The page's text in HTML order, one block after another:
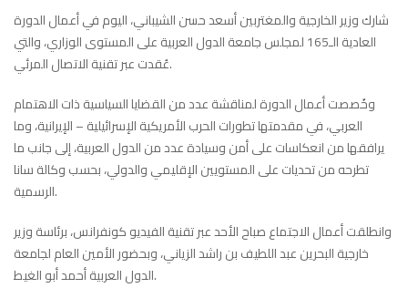
شارك وزير الخارجية والمغتربين أسعد حسن الشيباني، اليوم في أعمال الدورة
العادية الـ165 لمجلس جامعة الدول العربية على المستوى الوزاري، والتي
عُقدت عبر تقنية الاتصال المرئي.
وخُصصت أعمال الدورة لمناقشة عدد من القضايا السياسية ذات الاهتمام
العربي، في مقدمتها تطورات الحرب الأمريكية الإسرائيلية – الإيرانية، وما
يرافقها من انعكاسات على أمن وسيادة عدد من الدول العربية، إلى جانب ما
تطرحه من تحديات على المستويين الإقليمي والدولي، بحسب وكالة سانا
الرسمية.
وانطلقت أعمال الاجتماع صباح الأحد عبر تقنية الفيديو كونفرانس، برئاسة وزير
خارجية البحرين عبد اللطيف بن راشد الزياني، وبحضور الأمين العام لجامعة
الدول العربية أحمد أبو الغيط.